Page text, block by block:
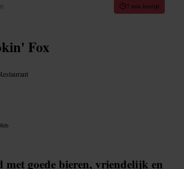
7 min leestijd
Fox
met goede bieren, vriendelijk en